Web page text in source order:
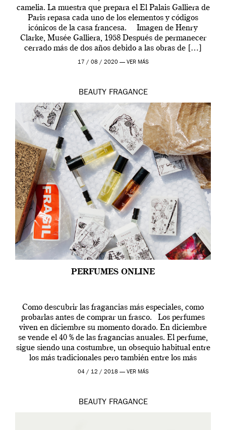
camelia. La muestra que prepara el El Palais Galliera de
Paris repasa cada uno de los elementos y códigos
icónicos de la casa francesa. Imagen de Henry
Clarke, Musée Galliera, 1958 Después de permanecer
cerrado más de dos años debido a las obras de […]
17 / 08 / 2020 — VER MÁS
BEAUTY FRAGANCE
PERFUMES ONLINE
Como descubrir las fragancias más especiales, como
probarlas antes de comprar un frasco. Los perfumes
viven en diciembre su momento dorado. En diciembre
se vende el 40 % de las fragancias anuales. El perfume,
sigue siendo una costumbre, un obsequio habitual entre
los más tradicionales pero también entre los más
modernos. Estos días ha […]
04 / 12 / 2018 — VER MÁS
BEAUTY FRAGANCE